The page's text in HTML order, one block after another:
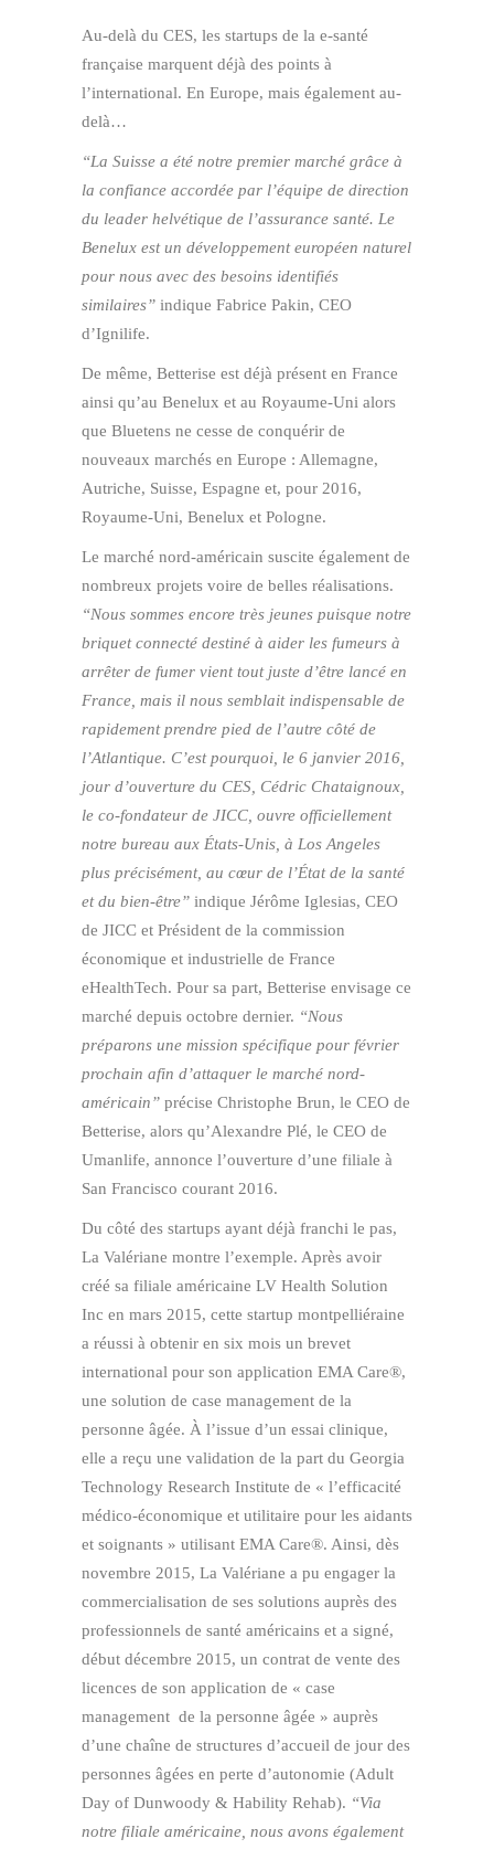
Au-delà du CES, les startups de la e-santé
française marquent déjà des points à
l’international. En Europe, mais également au-
delà…
“La Suisse a été notre premier marché grâce à
la confiance accordée par l’équipe de direction
du leader helvétique de l’assurance santé. Le
Benelux est un développement européen naturel
pour nous avec des besoins identifiés
similaires” indique Fabrice Pakin, CEO
d’Ignilife.
De même, Betterise est déjà présent en France
ainsi qu’au Benelux et au Royaume-Uni alors
que Bluetens ne cesse de conquérir de
nouveaux marchés en Europe : Allemagne,
Autriche, Suisse, Espagne et, pour 2016,
Royaume-Uni, Benelux et Pologne.
Le marché nord-américain suscite également de
nombreux projets voire de belles réalisations.
“Nous sommes encore très jeunes puisque notre
briquet connecté destiné à aider les fumeurs à
arrêter de fumer vient tout juste d’être lancé en
France, mais il nous semblait indispensable de
rapidement prendre pied de l’autre côté de
l’Atlantique. C’est pourquoi, le 6 janvier 2016,
jour d’ouverture du CES, Cédric Chataignoux,
le co-fondateur de JICC, ouvre officiellement
notre bureau aux États-Unis, à Los Angeles
plus précisément, au cœur de l’État de la santé
et du bien-être” indique Jérôme Iglesias, CEO
de JICC et Président de la commission
économique et industrielle de France
eHealthTech. Pour sa part, Betterise envisage ce
marché depuis octobre dernier. “Nous
préparons une mission spécifique pour février
prochain afin d’attaquer le marché nord-
américain” précise Christophe Brun, le CEO de
Betterise, alors qu’Alexandre Plé, le CEO de
Umanlife, annonce l’ouverture d’une filiale à
San Francisco courant 2016.
Du côté des startups ayant déjà franchi le pas,
La Valériane montre l’exemple. Après avoir
créé sa filiale américaine LV Health Solution
Inc en mars 2015, cette startup montpelliéraine
a réussi à obtenir en six mois un brevet
international pour son application EMA Care®,
une solution de case management de la
personne âgée. À l’issue d’un essai clinique,
elle a reçu une validation de la part du Georgia
Technology Research Institute de « l’efficacité
médico-économique et utilitaire pour les aidants
et soignants » utilisant EMA Care®. Ainsi, dès
novembre 2015, La Valériane a pu engager la
commercialisation de ses solutions auprès des
professionnels de santé américains et a signé,
début décembre 2015, un contrat de vente des
licences de son application de « case
management de la personne âgée » auprès
d’une chaîne de structures d’accueil de jour des
personnes âgées en perte d’autonomie (Adult
Day of Dunwoody & Hability Rehab). “Via
notre filiale américaine, nous avons également